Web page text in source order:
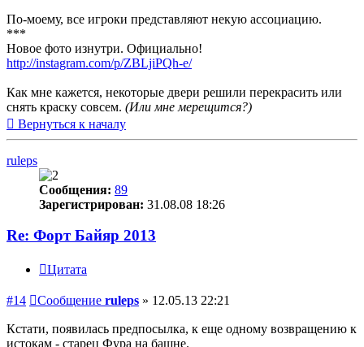
По-моему, все игроки представляют некую ассоциацию.
***
Новое фото изнутри. Официально!
http://instagram.com/p/ZBLjiPQh-e/
Как мне кажется, некоторые двери решили перекрасить или
снять краску совсем. (Или мне мерещится?)
Вернуться к началу
ruleps
Сообщения: 89
Зарегистрирован: 31.08.08 18:26
Re: Форт Байяр 2013
Цитата
#14 Сообщение ruleps » 12.05.13 22:21
Кстати, появилась предпосылка, к еще одному возвращению к
истокам - старец Фура на башне.